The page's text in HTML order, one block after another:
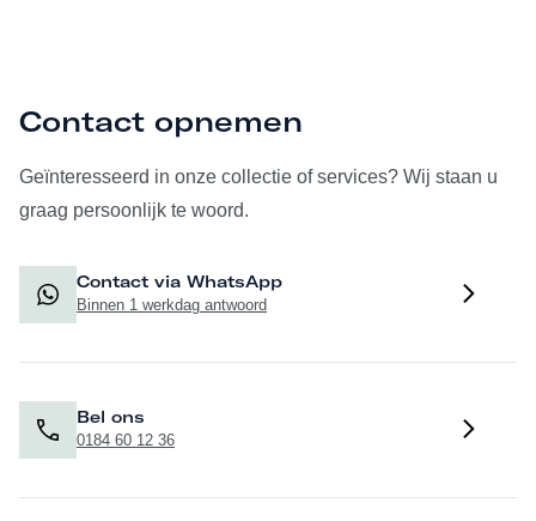
Contact opnemen
Geïnteresseerd in onze collectie of services? Wij staan u
graag persoonlijk te woord.
Contact via WhatsApp
Binnen 1 werkdag antwoord
Bel ons
0184 60 12 36